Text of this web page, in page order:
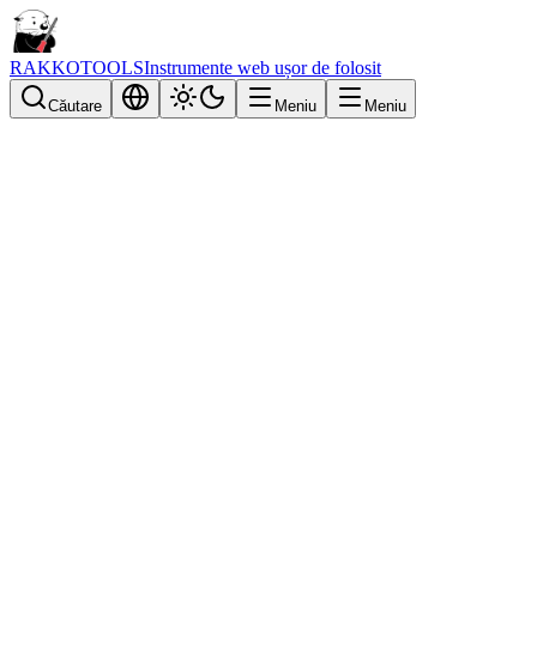
RAKKOTOOLSInstrumente web ușor de folosit
Căutare Meniu Meniu